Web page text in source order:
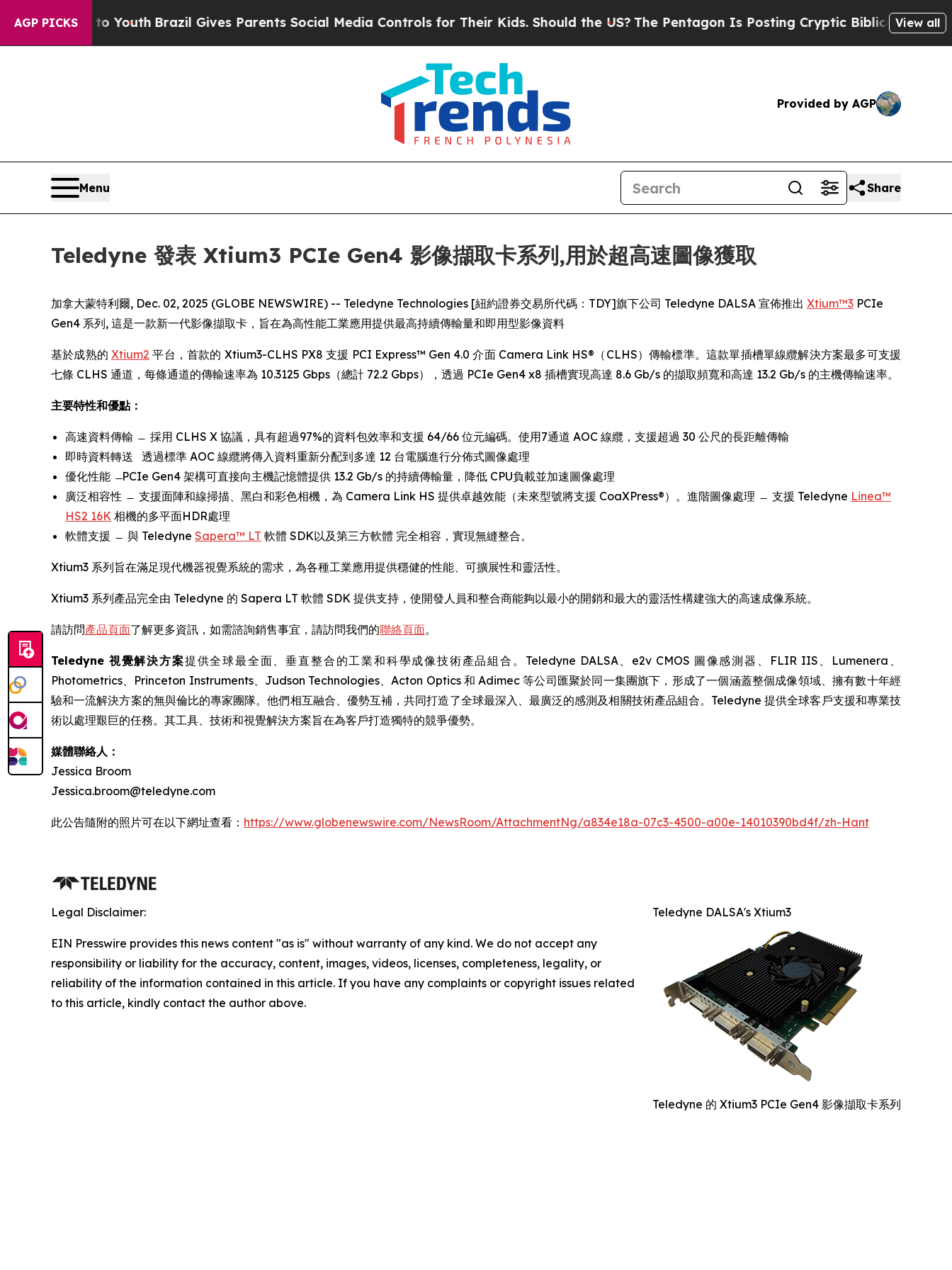
AGP PICKS
Harms to Youth Brazil Gives Parents Social Media Controls for Their Kids. Should the US?The Pentagon Is Posting Cryptic Biblical Messages on
View all
Provided by AGP
Menu Share
Teledyne 發表 Xtium3 PCIe Gen4 影像擷取卡系列,用於超高速圖像獲取
加拿大蒙特利爾, Dec. 02, 2025 (GLOBE NEWSWIRE) -- Teledyne Technologies [紐約證券交易所代碼：TDY]旗下公司 Teledyne DALSA 宣佈推出 Xtium™3 PCIe
Gen4 系列, 這是一款新一代影像擷取卡，旨在為高性能工業應用提供最高持續傳輸量和即用型影像資料
基於成熟的Xtium2 平台，首款的 Xtium3-CLHS PX8 支援 PCI Express™ Gen 4.0 介面 Camera Link HS®（CLHS）傳輸標準。這款單插槽單線纜解決方案最多可支援
七條 CLHS 通道，每條通道的傳輸速率為 10.3125 Gbps（總計 72.2 Gbps），透過 PCIe Gen4 x8 插槽實現高達 8.6 Gb/s 的擷取頻寬和高達 13.2 Gb/s 的主機傳輸速率。
主要特性和優點：
高速資料傳輸 ̶ 採用 CLHS X 協議，具有超過97%的資料包效率和支援 64/66 位元編碼。使用7通道 AOC 線纜，支援超過 30 公尺的長距離傳輸
即時資料轉送 透過標準 AOC 線纜將傳入資料重新分配到多達 12 台電腦進行分佈式圖像處理
優化性能 ̶ PCIe Gen4 架構可直接向主機記憶體提供 13.2 Gb/s 的持續傳輸量，降低 CPU負載並加速圖像處理
廣泛相容性 ̶ 支援面陣和線掃描、黑白和彩色相機，為 Camera Link HS 提供卓越效能（未來型號將支援 CoaXPress®）。進階圖像處理 ̶ 支援 Teledyne Linea™
HS2 16K 相機的多平面HDR處理
軟體支援 ̶ 與 Teledyne Sapera™ LT 軟體 SDK以及第三方軟體 完全相容，實現無縫整合。
Xtium3 系列旨在滿足現代機器視覺系統的需求，為各種工業應用提供穩健的性能、可擴展性和靈活性。
Xtium3 系列產品完全由 Teledyne 的 Sapera LT 軟體 SDK 提供支持，使開發人員和整合商能夠以最小的開銷和最大的靈活性構建強大的高速成像系統。
請訪問產品頁面了解更多資訊，如需諮詢銷售事宜，請訪問我們的聯絡頁面。
Teledyne 視覺解決方案提供全球最全面、垂直整合的工業和科學成像技術產品組合。Teledyne DALSA、e2v CMOS 圖像感測器、FLIR IIS、Lumenera、
Photometrics、Princeton Instruments、Judson Technologies、Acton Optics 和 Adimec 等公司匯聚於同一集團旗下，形成了一個涵蓋整個成像領域、擁有數十年經
驗和一流解決方案的無與倫比的專家團隊。他們相互融合、優勢互補，共同打造了全球最深入、最廣泛的感測及相關技術產品組合。Teledyne 提供全球客戶支援和專業技
術以處理艱巨的任務。其工具、技術和視覺解決方案旨在為客戶打造獨特的競爭優勢。
媒體聯絡人：
Jessica Broom
Jessica.broom@teledyne.com
此公告隨附的照片可在以下網址查看： https://www.globenewswire.com/NewsRoom/AttachmentNg/a834e18a-07c3-4500-a00e-14010390bd4f/zh-Hant
Teledyne DALSA's Xtium3
Teledyne 的 Xtium3 PCIe Gen4 影像擷取卡系列
Legal Disclaimer:
EIN Presswire provides this news content "as is" without warranty of any kind. We do not accept any
responsibility or liability for the accuracy, content, images, videos, licenses, completeness, legality, or
reliability of the information contained in this article. If you have any complaints or copyright issues related
to this article, kindly contact the author above.